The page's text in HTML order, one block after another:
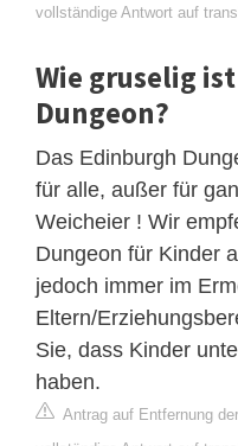
vollständige Antwort auf
Wie gruselig
Dungeon?
Das Edinburgh
für alle, außer für
Weicheier ! Wir
Dungeon für Kinder
jedoch immer im
Eltern/
Sie, dass Kinder
haben.
Antrag auf Entfernung